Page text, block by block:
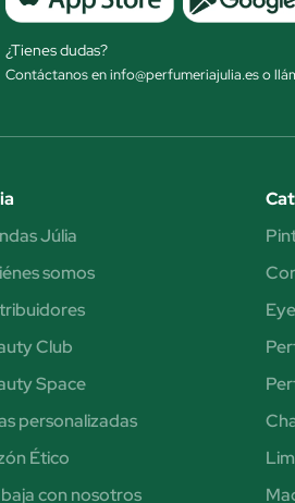
¿Tienes dudas?
Contáctanos en info@perfumeriajulia.es o
Júlia
somos
Club
Space
personalizadas
Ético
con nosotros